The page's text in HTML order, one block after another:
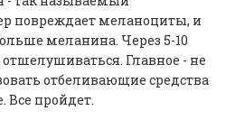
повреждает меланоциты, и
меланина. Через 5-10
Главное - не
отбеливающие средства
Все пройдет.